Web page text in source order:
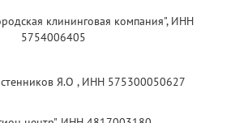
клининговая компания", ИНН
5754006405
Я.О , ИНН 575300050627